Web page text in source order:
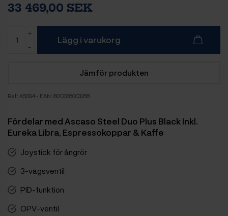
33 469,00 SEK
Lägg i varukorg
Jämför produkten
Ref: A5094 - EAN: 8012336003268
Fördelar med Ascaso Steel Duo Plus Black Inkl.
Eureka Libra, Espressokoppar & Kaffe
Joystick för ångrör
3-vägsventil
PID-funktion
OPV-ventil